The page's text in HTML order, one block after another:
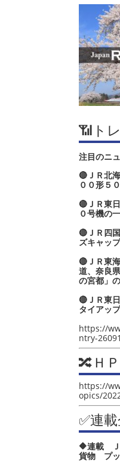
📶ト
注目のニ
🔴ＪＲ北
００形５
🔴ＪＲ東
０号機の
🔴ＪＲ四
ズキャッ
🔴ＪＲ東
道、奈良
の宮都」
🔴ＪＲ東
タイアッ
https://
ntry-
🔀Ｈ
https://
opics/
✅連
🔶連載 Ｊ
貨物 プッ